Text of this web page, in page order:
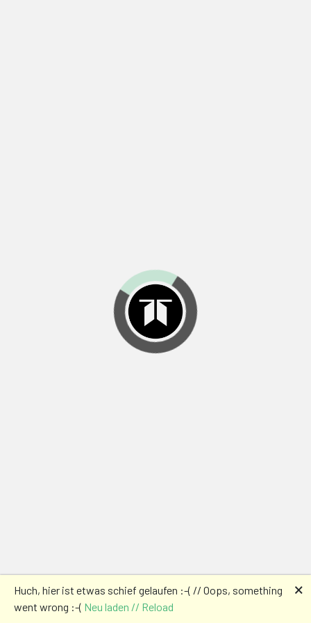
Huch, hier ist etwas schief gelaufen :-( // Oops, something
went wrong :-( Neu laden // Reload
🗙